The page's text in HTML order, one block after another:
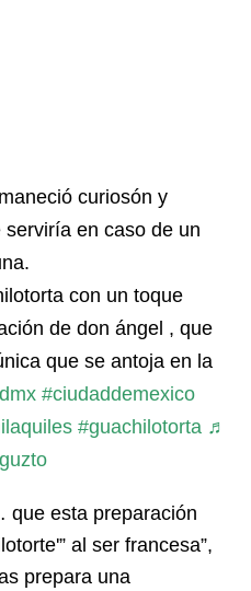
curiosón y
en caso de un
con un toque
de don ángel , que
que se antoja en la
#ciudaddemexico
#guachilotorta ♬
que esta preparación
al ser francesa”,
prepara una